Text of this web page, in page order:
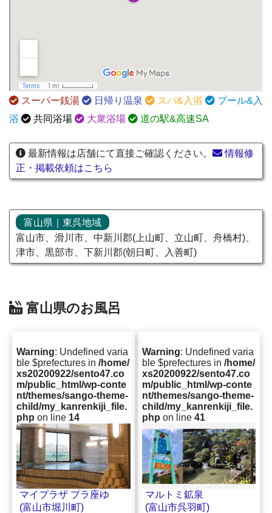
スーパー銭湯 日帰り温泉 スパ&入浴
プール&入
浴
共同浴場 大衆浴場 道の駅&高速SA
最新情報は店舗にて直接ご確認ください。
情報修
正・掲載依頼はこちら
富山県｜東呉地域
富山市、滑川市、中新川郡(上山町、立山町、舟橋村)、
津市、黒部市、下新川郡(朝日町、入善町)
富山県のお風呂
Warning: Undefined varia
ble $prefectures in /home/
xs20200922/sento47.co
m/public_html/wp-conte
nt/themes/sango-theme-
child/my_kanrenkiji_file.
php on line 14
マイプラザ プラ座ゆ
(富山市堀川町)
Warning: Undefined varia
ble $prefectures in /home/
xs20200922/sento47.co
m/public_html/wp-conte
nt/themes/sango-theme-
child/my_kanrenkiji_file.
php on line 41
マルトミ鉱泉
(富山市呉羽町)